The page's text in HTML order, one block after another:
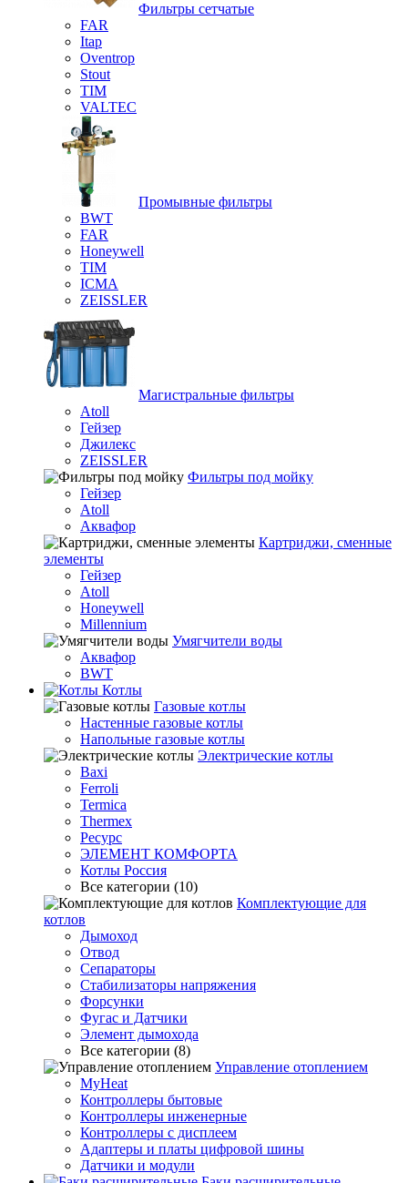
Фильтры сетчатые
FAR
Itap
Oventrop
Stout
TIM
VALTEC
Промывные фильтры
BWT
FAR
Honeywell
TIM
ICMA
ZEISSLER
Магистральные фильтры
Atoll
Гейзер
Джилекс
ZEISSLER
Фильтры под мойку
Гейзер
Atoll
Аквафор
Картриджи, сменные
элементы
Гейзер
Atoll
Honeywell
Millennium
Умягчители воды
Аквафор
BWT
Котлы
Гaзовые котлы
Настенные газовые котлы
Напольные газовые котлы
Электрические котлы
Baxi
Ferroli
Termica
Thermex
Ресурс
ЭЛЕМЕНТ КОМФОРТА
Котлы Россия
Все категории (10)
Комплектующие для
котлов
Дымоход
Отвод
Сепараторы
Стабилизаторы напряжения
Форсунки
Фугас и Датчики
Элемент дымохода
Все категории (8)
Управление отоплением
MyHeat
Контроллеры бытовые
Контроллеры инженерные
Контроллеры с дисплеем
Адаптеры и платы цифровой шины
Датчики и модули